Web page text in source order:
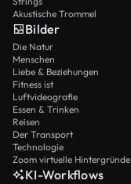
Akustische Trommel
Bilder
Die Natur
Menschen
Liebe & Beziehungen
Fitness ist
Luftvideografie
Essen & Trinken
Reisen
Der Transport
Technologie
Zoom virtuelle Hintergründe
KI-Workflows